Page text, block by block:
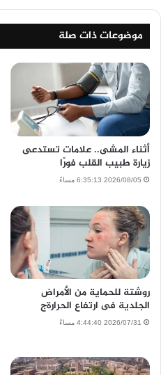
موضوعات ذات صلة
أثناء المشى.. علامات تستدعى
زيارة طبيب القلب فورًا
2026/08/05 6:35:13 مساءً
روشتة للحماية من الأمراض
الجلدية فى ارتفاع الحرارةج
2026/07/31 4:44:40 مساءً